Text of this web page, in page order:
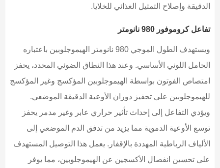
الدقيقة وإصلاح التمثيل الغذائي للخلايا.
تفاعل كروموفور 980 نانومتر
ويستهدف الطول الموجي 980 نانومتر الهيموجلوبين باعتباره
الحامل اللوني الأساسي. وعند هذا النطاق الضوئي المحدد، يحفز
امتصاص الفوتون بواسطة الهيموجلوبين المؤكسج وغير المؤكسج
للهيموجلوبين على تحفيز دوران الأوعية الدقيقة الموضعي.
ويؤدي التفاعل إلى إحداث تأثير حراري عابر وغير مدمر يحفز
توسع الأوعية الدموية مما يزيد من تدفق الدم الموضعي إلى
الألياف الرباطية المهددة بالإقفار. يعمل هذا التوصيل المستهدف
على تحسين انفصال الأكسجين عن الهيموجلوبين، مما يوفر